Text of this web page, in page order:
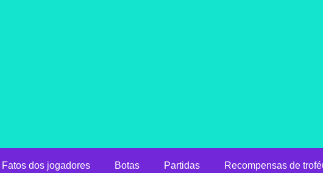
Fatos dos jogadores Botas Partidas Recompensas de